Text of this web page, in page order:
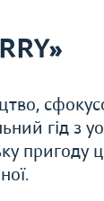
гід з
пригоду